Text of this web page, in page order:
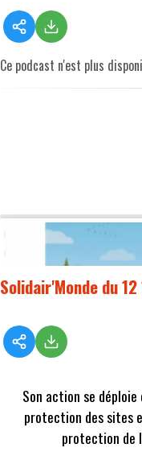
Ce podcast n'est plus
Solidair'Monde du 12
Son action se déploie
protection des sites
protection de